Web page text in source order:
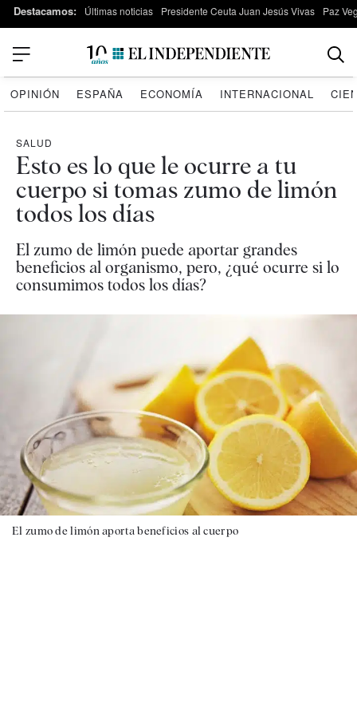
Destacamos: Últimas noticias Presidente Ceuta Juan Jesús Vivas Paz
OPINIÓN ESPAÑA ECONOMÍA INTERNACIONAL
SALUD
Esto es lo que le ocurre a tu
cuerpo si tomas zumo de limón
todos los días
El zumo de limón puede aportar grandes
beneficios al organismo, pero, ¿qué ocurre si lo
consumimos todos los días?
El zumo de limón aporta beneficios al cuerpo